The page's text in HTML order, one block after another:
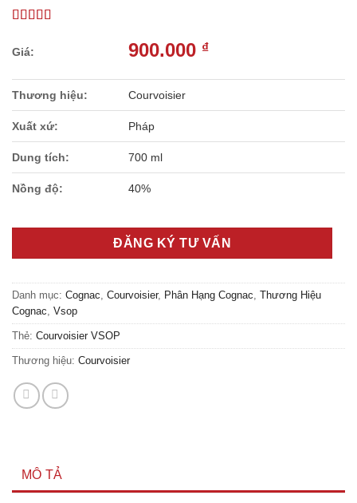
900.000 ₫
Thương hiệu: Courvoisier
Xuất xứ: Pháp
Dung tích: 700 ml
Nồng độ: 40%
ĐĂNG KÝ TƯ VẤN
Danh mục: Cognac Courvoisier, Phân Hạng Cognac Thương Hiệu
Cognac Vsop
Thẻ: Courvoisier VSOP
Thương hiệu: Courvoisier
MÔ TẢ